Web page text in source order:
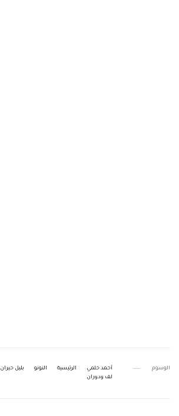
الوسوم أحمد حلمي الرئيسية النونو بليل حيران
لف ودوران